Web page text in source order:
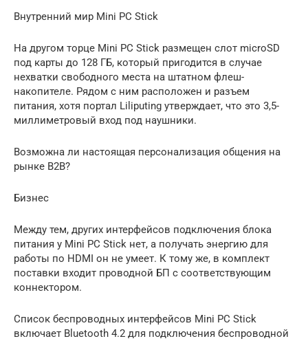
Внутренний мир Mini PC Stick
На другом торце Mini PC Stick размещен слот microSD
под карты до 128 ГБ, который пригодится в случае
нехватки свободного места на штатном флеш-
накопителе. Рядом с ним расположен и разъем
питания, хотя портал Liliputing утверждает, что это 3,5-
миллиметровый вход под наушники.
Возможна ли настоящая персонализация общения на
рынке B2B?
Бизнес
Между тем, других интерфейсов подключения блока
питания у Mini PC Stick нет, а получать энергию для
работы по HDMI он не умеет. К тому же, в комплект
поставки входит проводной БП с соответствующим
коннектором.
Список беспроводных интерфейсов Mini PC Stick
включает Bluetooth 4.2 для подключения беспроводной